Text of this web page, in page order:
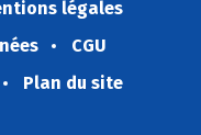
légales
CGU
Plan du site